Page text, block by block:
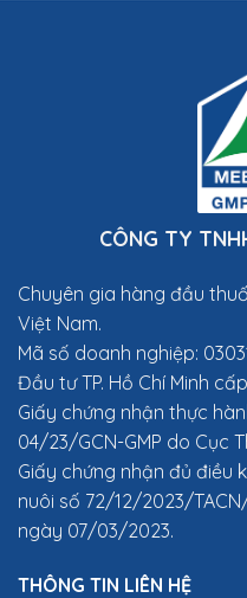
CÔNG TY
Chuyên gia hàng đầu
Việt Nam.
Mã số doanh nghiệp:
Đầu tư TP. Hồ Chí Minh
Giấy chứng nhận thực
04/23/GCN-GMP do Cục
Giấy chứng nhận đủ điều
nuôi số 72/12/2023/
ngày 07/03/2023.
THÔNG TIN LIÊN HỆ